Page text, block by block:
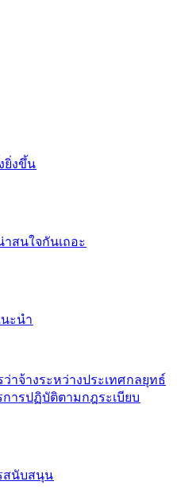
ยิ่งขึ้น​​
สนใจกันเถอะ​​
ะนำ​​
ว่าจ้างระหว่างประเทศ​​กลยุทธ์
การปฏิบัติตามกฎระเบียบ​​
สนับสนุน​​